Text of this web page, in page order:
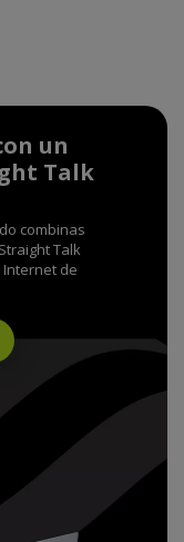
un
Talk
combinas
Talk
Internet de